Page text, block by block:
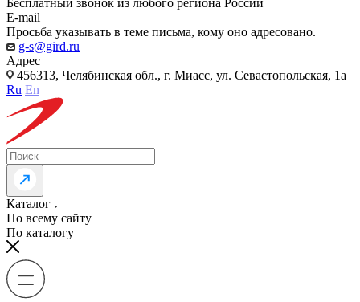
Бесплатный звонок из любого региона России
E-mail
Просьба указывать в теме письма, кому оно адресовано.
g-s@gird.ru
Адрес
456313, Челябинская обл., г. Миасс, ул. Севастопольская, 1а
Ru En
Каталог
По всему сайту
По каталогу